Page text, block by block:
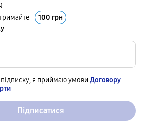
100 грн
я приймаю умови Договору
Підписатися